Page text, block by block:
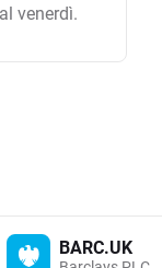
venerdì.
BARC.UK